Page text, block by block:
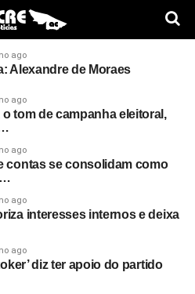
ago
Alexandre de Moraes
ago
o tom de campanha eleitoral,
ago
contas se consolidam como
ago
interesses internos e deixa
ago
diz ter apoio do partido